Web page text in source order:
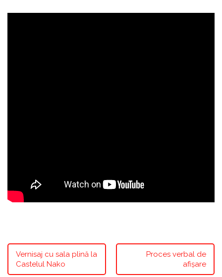
Vernisaj cu sala plină la
Castelul Nako
Proces verbal de
afișare